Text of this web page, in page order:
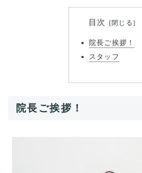
目次
院長ご挨拶！
スタッフ
院長ご挨拶！